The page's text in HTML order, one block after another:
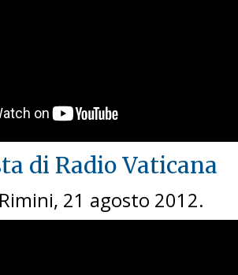
di Radio Vaticana
21 agosto 2012.